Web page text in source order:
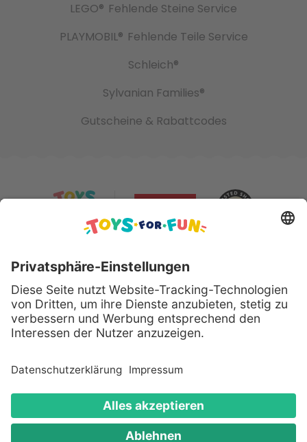
LEGO® Fehlende Steine Service
PLAYMOBIL® Fehlende Teile Service
Schleich®
Sylvanian Families®
Gutscheine & Rabattcodes
Sicher bezahlen mit:
Alle genannten Produkte und Logos sind eingetragene
Warenzeichen der jeweiligen Hersteller.
Copyright © 2008 - 2026 Toys for Fun GmbH - Alle
Rechte vorbehalten